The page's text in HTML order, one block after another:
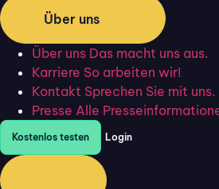
Über uns
Über uns Das macht uns aus.
Karriere So arbeiten wir!
Kontakt Sprechen Sie mit uns.
Presse Alle
Kostenlos testen Login
Angebote werden oft auf
unvollständiger
weil wichtige Angaben
aufwendig nachgefordert
müssen.